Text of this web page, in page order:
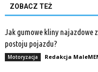
ZOBACZ TEŻ
Jak gumowe kliny najazdowe
postoju pojazdu?
Motoryzacja Redakcja